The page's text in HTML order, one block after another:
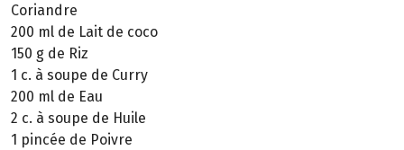
Coriandre
200 ml de Lait de coco
150 g de Riz
1 c. à soupe de Curry
200 ml de Eau
2 c. à soupe de Huile
1 pincée de Poivre